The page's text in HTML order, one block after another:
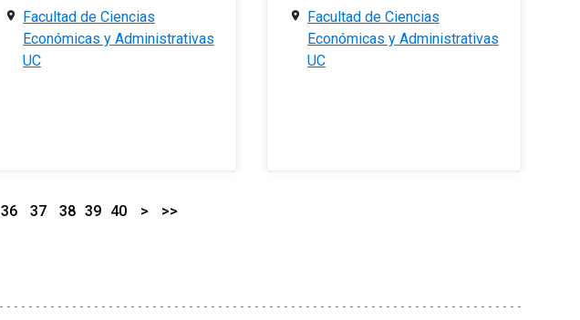
Facultad de Ciencias
Económicas y Administrativas
UC
Facultad de Ciencias
Económicas y Administrativas
UC
36 37 38 39 40 > >>